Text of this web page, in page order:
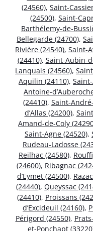
(24560), Saint-
(24500), Saint-
Barthélemy-de-
Bellegarde (24700),
Rivière (24540), Saint-
(24410), Saint-Aubin-
Lanquais (24560),
Aquilin (24110),
Antoine-
(24410), Saint-
d’Allas (24200),
Amand-de-Coly
Saint-Agne (24520),
Rudeau-Ladosse
Reilhac (24580),
(24600), Ribagnac
d’Eymet (24500),
(24440), Queyssac
(24410), Proissans
d’Excideuil (24160),
Périgord (24550),
et-Ponchapt